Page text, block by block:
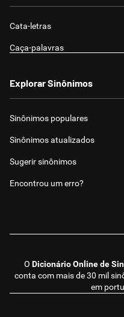
Cata-letras
Caça-palavras
O Dicionário Online de
conta com mais de 30 mil
em
Explorar Sinônimos
Sinônimos populares
Sinônimos atualizados
Sugerir sinônimos
Encontrou um erro?